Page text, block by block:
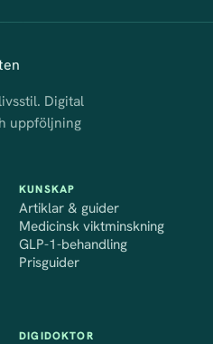
Digital
uppföljning
KUNSKAP
Artiklar & guider
Medicinsk viktminskning
GLP-1-behandlingvid
Prisguiderför GLP-1
DIGIDOKTOR